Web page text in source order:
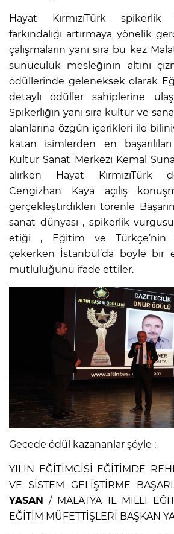
Hayat KırmızıTürk
farkındalığı artırmaya yönelik
çalışmaların yanı sıra bu kez
sunuculuk mesleğinin altını
ödüllerinde geleneksek olarak
detaylı ödüller sahiplerine
Spikerliğin yanı sıra kültür ve
alanlarına özgün içerikleri ile
katan isimlerden en
Kültür Sanat Merkezi Kemal
alırken Hayat KırmızıTürk
Cengizhan Kaya açılış
gerçekleştirdikleri törenle
sanat dünyası , spikerlik
etiği , Eğitim ve Türkçe’nin
çekerken İstanbul’da böyle bir
mutluluğunu ifade ettiler.
Gecede ödül kazananlar şöyle :
YILIN EĞİTİMCİSİ EĞİTİMDE
VE SİSTEM GELİŞTİRME
YASAN / MALATYA İL MİLLİ
EĞİTİM MÜFETTİŞLERİ BAŞKAN